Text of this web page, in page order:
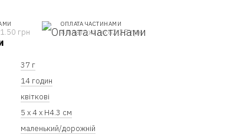
грн
ОПЛАТА ЧАСТИНАМИ
4 платежі по 62.25 грн
37 г
14 годин
квіткові
5 x 4 x Н4.3 см
маленький/дорожній